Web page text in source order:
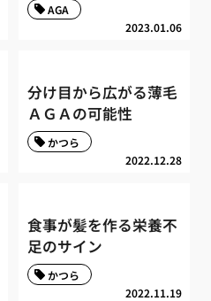
2023.01.06
AGA
分け目から広がる薄毛
ＡＧＡの可能性
2022.12.28
かつら
食事が髪を作る栄養不
足のサイン
2022.11.19
かつら